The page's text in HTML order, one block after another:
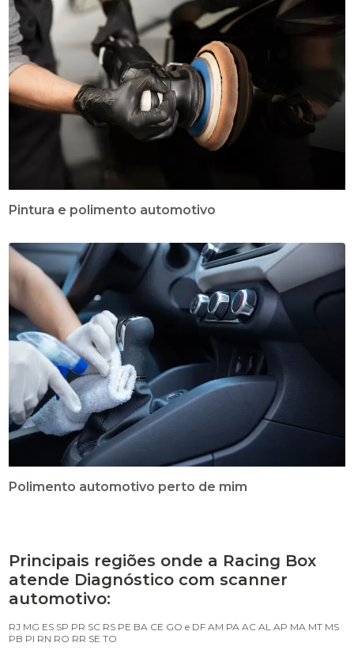
Pintura e polimento automotivo
Polimento automotivo perto de mim
Principais regiões onde a Racing Box
atende Diagnóstico com scanner
automotivo:
RJ MG ES SP PR SC RS PE BA CE GO e DF AM PA AC AL AP MA MT MS
PB PI RN RO RR SE TO